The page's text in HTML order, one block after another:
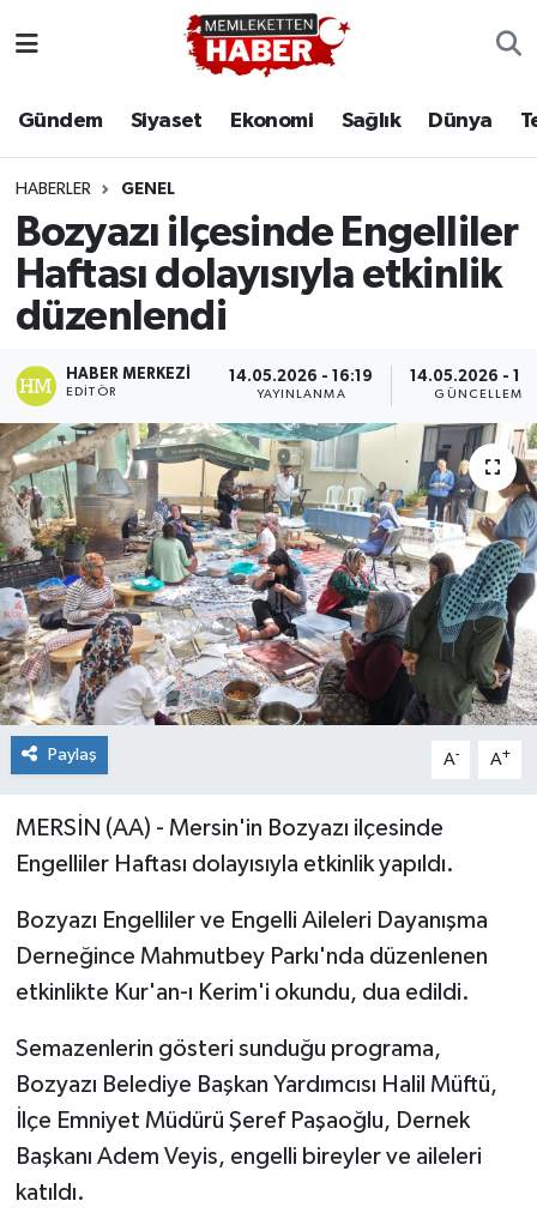
Gündem Siyaset Ekonomi Sağlık Dünya
HABERLER GENEL
Bozyazı ilçesinde Engelliler
Haftası dolayısıyla etkinlik
düzenlendi
HABER MERKEZI
EDITÖR
14.05.2026 - 16:19
YAYINLANMA
14.05.2026 -
GÜNCELLEME
Paylaş A- A+
MERSİN (AA) - Mersin'in Bozyazı ilçesinde
Engelliler Haftası dolayısıyla etkinlik yapıldı.
Bozyazı Engelliler ve Engelli Aileleri Dayanışma
Derneğince Mahmutbey Parkı'nda düzenlenen
etkinlikte Kur'an-ı Kerim'i okundu, dua edildi.
Semazenlerin gösteri sunduğu programa,
Bozyazı Belediye Başkan Yardımcısı Halil Müftü,
İlçe Emniyet Müdürü Şeref Paşaoğlu, Dernek
Başkanı Adem Veyis, engelli bireyler ve aileleri
katıldı.